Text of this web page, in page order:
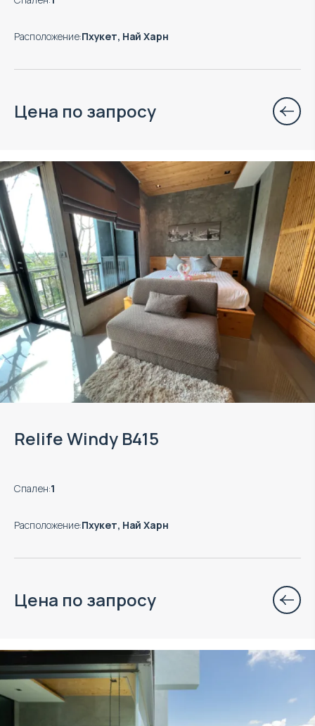
Расположение:Пхукет, Най Харн
Цена по запросу
Объект в управлении VillaCarte
Relife Windy B415
Спален:1
Расположение:Пхукет, Най Харн
Цена по запросу